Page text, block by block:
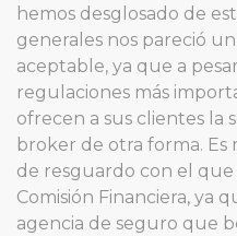
hemos desglosado de
generales nos pareció
aceptable, ya que a
regulaciones más
ofrecen a sus clientes la
broker de otra forma.
de resguardo con el
Comisión Financiera, ya
agencia de seguro que